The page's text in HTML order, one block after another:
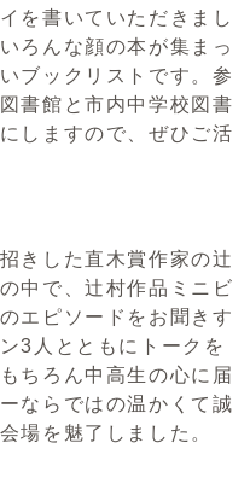
を書いていただきまし
ろんな顔の本が集まっ
ブックリストです。参
書館と市内中学校図書
しますので、ぜひご活
きした直木賞作家の辻
中で、辻村作品ミニビ
エピソードをお聞きす
3人とともにトークを
ちろん中高生の心に届
ならではの温かくて誠
場を魅了しました。